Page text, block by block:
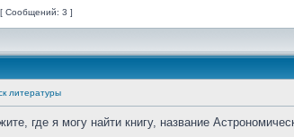
[ Сообщений: 3 ]
литературы
где я могу найти книгу, название